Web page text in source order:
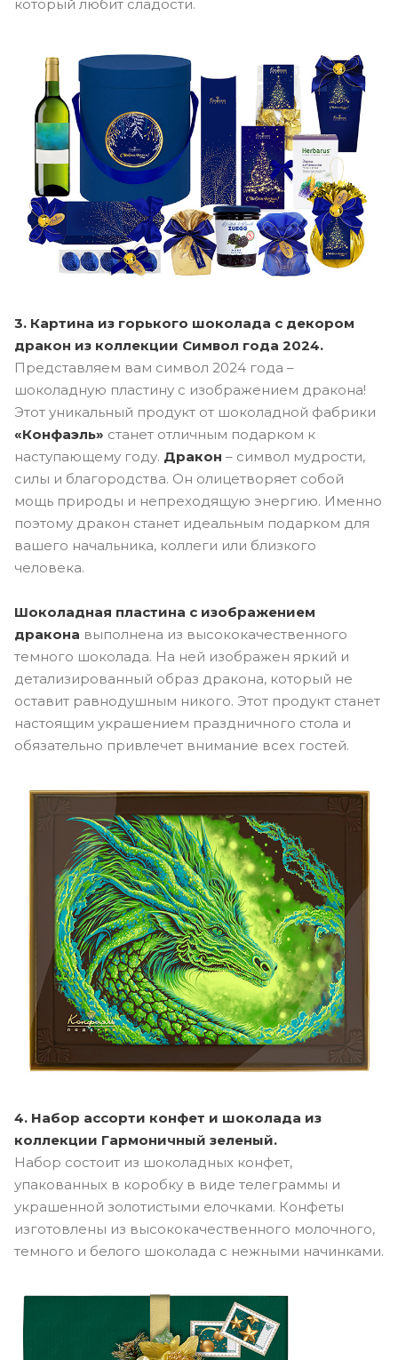
который любит сладости.
3. Картина из горького шоколада с декором
дракон из коллекции Символ года 2024.
Представляем вам символ 2024 года –
шоколадную пластину с изображением дракона!
Этот уникальный продукт от шоколадной фабрики
«Конфаэль» станет отличным подарком к
наступающему году. Дракон – символ мудрости,
силы и благородства. Он олицетворяет собой
мощь природы и непреходящую энергию. Именно
поэтому дракон станет идеальным подарком для
вашего начальника, коллеги или близкого
человека.
Шоколадная пластина с изображением
дракона выполнена из высококачественного
темного шоколада. На ней изображен яркий и
детализированный образ дракона, который не
оставит равнодушным никого. Этот продукт станет
настоящим украшением праздничного стола и
обязательно привлечет внимание всех гостей.
4. Набор ассорти конфет и шоколада из
коллекции Гармоничный зеленый.
Набор состоит из шоколадных конфет,
упакованных в коробку в виде телеграммы и
украшенной золотистыми елочками. Конфеты
изготовлены из высококачественного молочного,
темного и белого шоколада с нежными начинками.